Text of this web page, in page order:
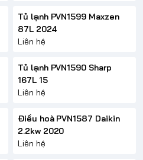
Tủ lạnh PVN1599 Maxzen
87L 2024
Liên hệ
Tủ lạnh PVN1590 Sharp
167L 15
Liên hệ
Điều hoà PVN1587 Daikin
2.2kw 2020
Liên hệ